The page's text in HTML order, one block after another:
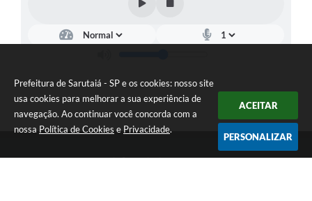
Prefeitura de Sarutaiá - SP e os cookies: nosso site
usa cookies para melhorar a sua experiência de
navegação. Ao continuar você concorda com a
nossa Política de Cookies e Privacidade.
ACEITAR
PERSONALIZAR
Telefone: (14) 33871900